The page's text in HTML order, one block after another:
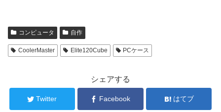
コンピュータ 自作
CoolerMaster Elite120Cube PCケース
シェアする
Twitter Facebook はてブ